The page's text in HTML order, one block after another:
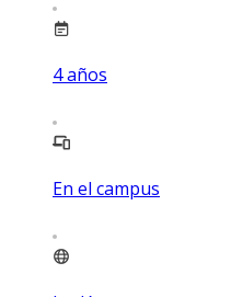
4años
En el campus